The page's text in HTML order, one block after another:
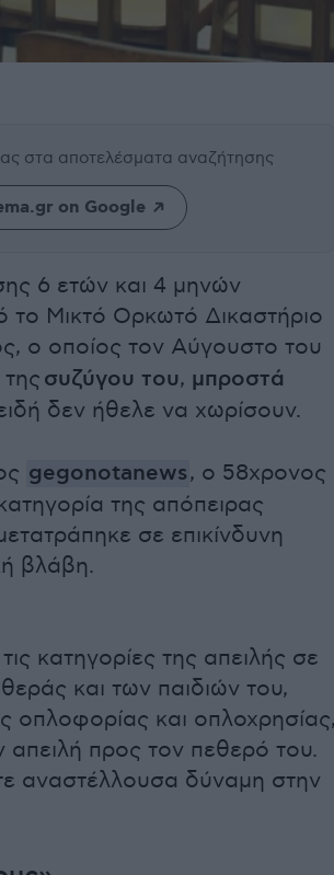
στα αποτελέσματα αναζήτησης
on Google
6 ετών και 4 μηνών
το Μικτό Ορκωτό Δικαστήριο
ο οποίος τον Αύγουστο του
συζύγου του, μπροστά
δεν ήθελε να χωρίσουν.
gegonotanews, ο 58χρονος
της απόπειρας
σε επικίνδυνη
βλάβη.
κατηγορίες της απειλής σε
και των παιδιών του,
οπλοφορίας και
προς τον πεθερό του.
αναστέλλουσα δύναμη στην